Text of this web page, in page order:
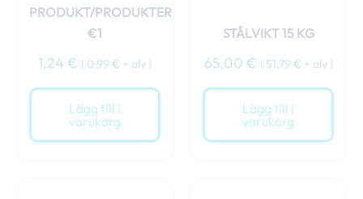
PRODUKT/PRODUKTER
€1
1,24 € ( 0,99 € + alv )
Lägg till i
varukorg
STÅLVIKT 15 KG
65,00 € ( 51,79 € + alv )
Lägg till i
varukorg